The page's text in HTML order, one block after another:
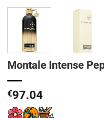
Montale Intense
€97.04